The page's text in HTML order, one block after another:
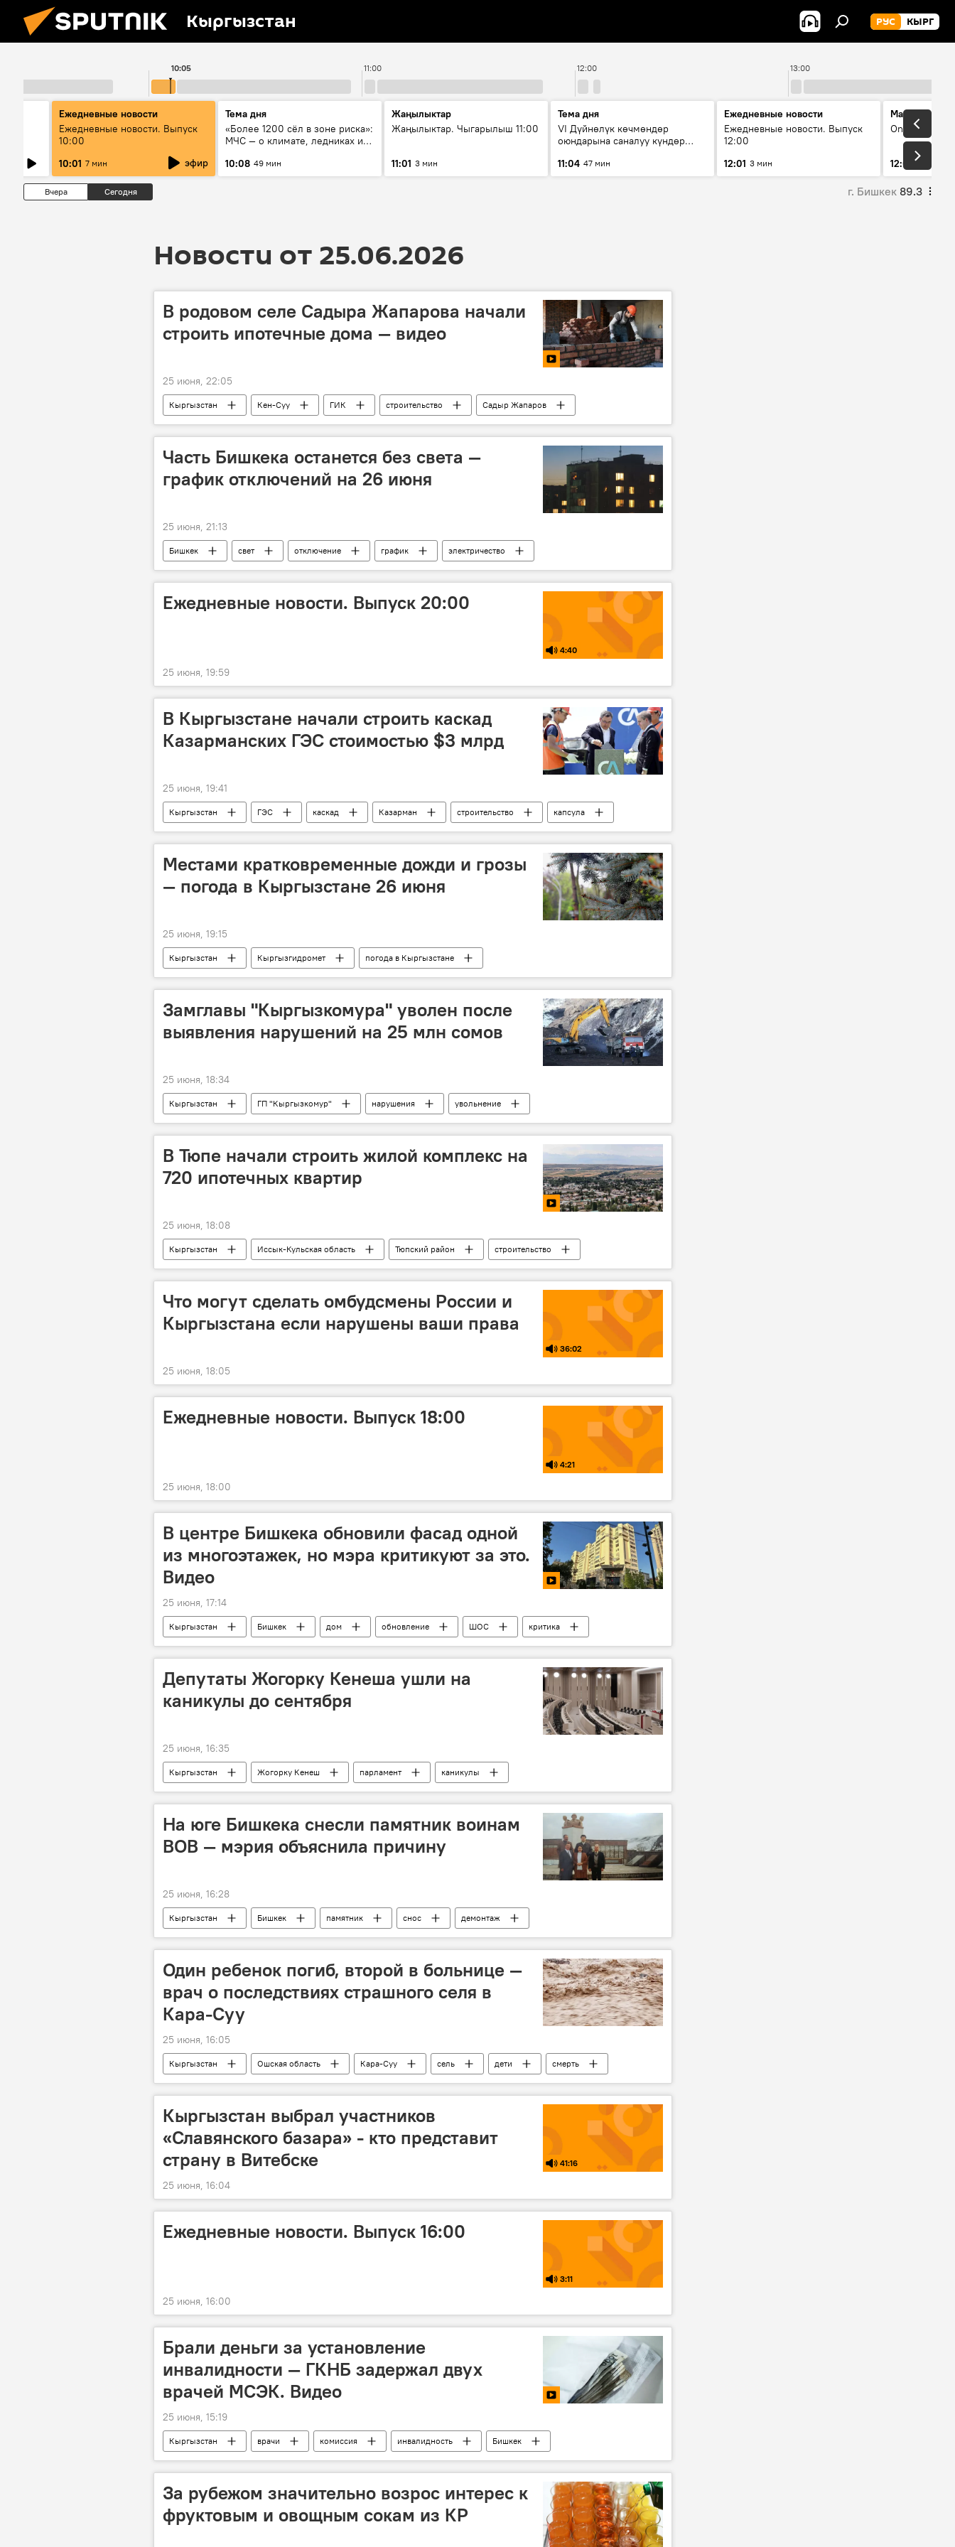
Кыргызстан РУС КЫРГ
11:00 12:00 13:00
10:05
Ежедневные новости
Ежедневные новости. Выпуск
10:00
10:01 7 мин эфир
Тема дня
«Более 1200 сёл в зоне риска»:
МЧС — о климате, ледниках и
населения
10:08 49 мин
Жаңылыктар
Жаңылыктар. Чыгарылыш 11:00
11:01 3 мин
Тема дня
VI Дүйнөлүк көчмөндөр
оюндарына саналуу күндөр
этапка жетти?
11:04 47 мин
Ежедневные новости
Ежедневные новости. Выпуск
12:00
12:01 3 мин
On air
12:05
Вчера Сегодня г. Бишкек 89.3
Новости от 25.06.2026
В родовом селе Садыра Жапарова начали
строить ипотечные дома — видео
25 июня, 22:05
Кыргызстан Кен-Суу ГИК строительство Садыр Жапаров
Часть Бишкека останется без света —
график отключений на 26 июня
25 июня, 21:13
Бишкек свет отключение график
электричество
Бишкекское предприятие электрических сетей
Ежедневные новости. Выпуск 20:00
4:40
25 июня, 19:59
В Кыргызстане начали строить каскад
Казарманских ГЭС стоимостью $3 млрд
25 июня, 19:41
Кыргызстан ГЭС каскад Казарман строительство
капсула
Садыр Жапаров
Местами кратковременные дожди и грозы
— погода в Кыргызстане 26 июня
25 июня, 19:15
Кыргызстан Кыргызгидромет
погода в Кыргызстане
Прогноз погоды по Кыргызстану
Замглавы "Кыргызкомура" уволен после
выявления нарушений на 25 млн сомов
25 июня, 18:34
Кыргызстан ГП "Кыргызкомур" нарушения увольнение
В Тюпе начали строить жилой комплекс на
720 ипотечных квартир
25 июня, 18:08
Кыргызстан Иссык-Кульская область Тюпский район
строительство
ГИК
многоэтажка
Что могут сделать омбудсмены России и
Кыргызстана если нарушены ваши права
36:02
25 июня, 18:05
Ежедневные новости. Выпуск 18:00
4:21
25 июня, 18:00
В центре Бишкека обновили фасад одной
из многоэтажек, но мэра критикуют за это.
Видео
25 июня, 17:14
Кыргызстан Бишкек дом обновление ШОС
критика
Айбек Джунушалиев
Депутаты Жогорку Кенеша ушли на
каникулы до сентября
25 июня, 16:35
Кыргызстан Жогорку Кенеш парламент
каникулы
Марлен Маматалиев
На юге Бишкека снесли памятник воинам
ВОВ — мэрия объяснила причину
25 июня, 16:28
Кыргызстан Бишкек памятник снос
демонтаж
Великая Отечественная война
мэрия
Один ребенок погиб, второй в больнице —
врач о последствиях страшного селя в
Кара-Суу
25 июня, 16:05
Кыргызстан Ошская область Кара-Суу сель дети
смерть
врач
Кыргызстан выбрал участников
«Славянского базара» - кто представит
страну в Витебске
41:16
25 июня, 16:04
Ежедневные новости. Выпуск 16:00
3:11
25 июня, 16:00
Брали деньги за установление
инвалидности — ГКНБ задержал двух
врачей МСЭК. Видео
25 июня, 15:19
Кыргызстан врачи комиссия инвалидность
Бишкек
задержание
ГКНБ
За рубежом значительно возрос интерес к
фруктовым и овощным сокам из КР